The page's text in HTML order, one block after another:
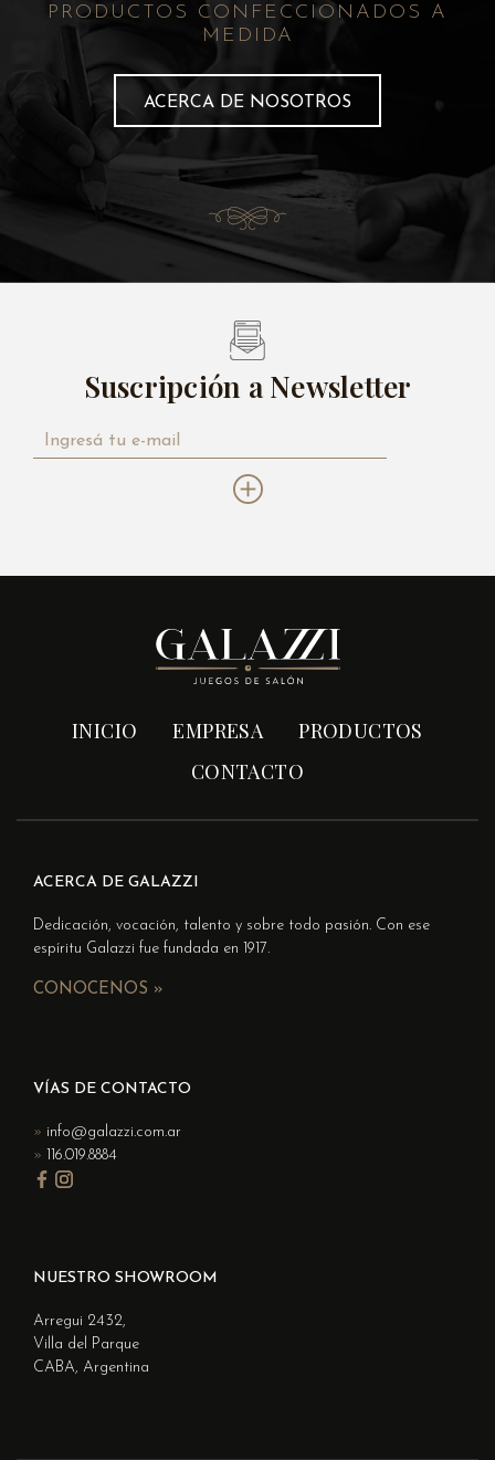
PRODUCTOS CONFECCIONADOS A
MEDIDA
ACERCA DE NOSOTROS
Suscripción a Newsletter
INICIO EMPRESA
PRODUCTOS
CONTACTO
ACERCA DE GALAZZI
Dedicación, vocación, talento y sobre todo pasión. Con ese
espíritu Galazzi fue fundada en 1917.
CONOCENOS »
VÍAS DE CONTACTO
info@galazzi.com.ar
116.019.8884
NUESTRO SHOWROOM
Arregui 2432,
Villa del Parque
CABA, Argentina